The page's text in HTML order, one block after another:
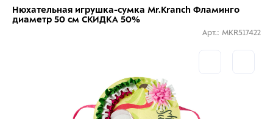
Нюхательная игрушка-сумка Mr.Kranch Фламинго
диаметр 50 см СКИДКА 50%
Арт.: MKR517422